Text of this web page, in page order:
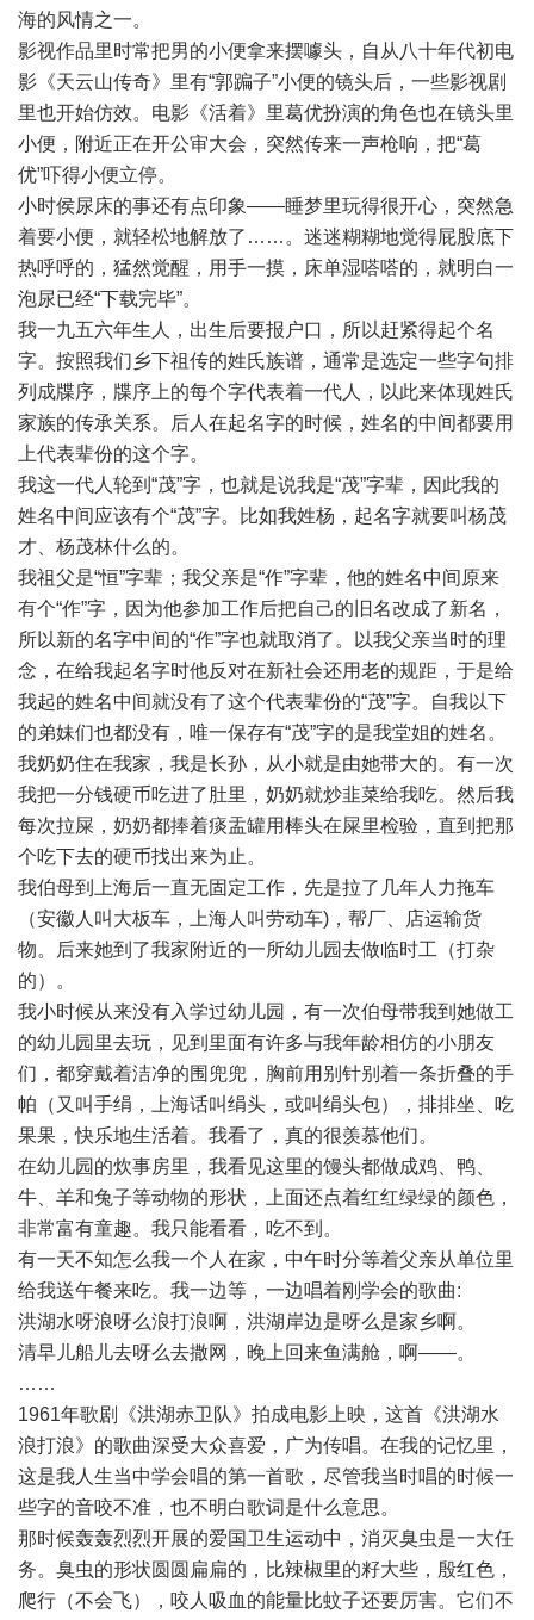
海的风情之一。
影视作品里时常把男的小便拿来摆噱头，自从八十年代初电
影《天云山传奇》里有“郭蹁子”小便的镜头后，一些影视剧
里也开始仿效。电影《活着》里葛优扮演的角色也在镜头里
小便，附近正在开公审大会，突然传来一声枪响，把“葛
优”吓得小便立停。
小时侯尿床的事还有点印象——睡梦里玩得很开心，突然急
着要小便，就轻松地解放了……。迷迷糊糊地觉得屁股底下
热呼呼的，猛然觉醒，用手一摸，床单湿嗒嗒的，就明白一
泡尿已经“下载完毕”。
我一九五六年生人，出生后要报户口，所以赶紧得起个名
字。按照我们乡下祖传的姓氏族谱，通常是选定一些字句排
列成牒序，牒序上的每个字代表着一代人，以此来体现姓氏
家族的传承关系。后人在起名字的时候，姓名的中间都要用
上代表辈份的这个字。
我这一代人轮到“茂”字，也就是说我是“茂”字辈，因此我的
姓名中间应该有个“茂”字。比如我姓杨，起名字就要叫杨茂
才、杨茂林什么的。
我祖父是“恒”字辈；我父亲是“作”字辈，他的姓名中间原来
有个“作”字，因为他参加工作后把自己的旧名改成了新名，
所以新的名字中间的“作”字也就取消了。以我父亲当时的理
念，在给我起名字时他反对在新社会还用老的规距，于是给
我起的姓名中间就没有了这个代表辈份的“茂”字。自我以下
的弟妹们也都没有，唯一保存有“茂”字的是我堂姐的姓名。
我奶奶住在我家，我是长孙，从小就是由她带大的。有一次
我把一分钱硬币吃进了肚里，奶奶就炒韭菜给我吃。然后我
每次拉屎，奶奶都捧着痰盂罐用棒头在屎里检验，直到把那
个吃下去的硬币找出来为止。
我伯母到上海后一直无固定工作，先是拉了几年人力拖车
（安徽人叫大板车，上海人叫劳动车)，帮厂、店运输货
物。后来她到了我家附近的一所幼儿园去做临时工（打杂
的）。
我小时候从来没有入学过幼儿园，有一次伯母带我到她做工
的幼儿园里去玩，见到里面有许多与我年龄相仿的小朋友
们，都穿戴着洁净的围兜兜，胸前用别针别着一条折叠的手
帕（又叫手绢，上海话叫绢头，或叫绢头包），排排坐、吃
果果，快乐地生活着。我看了，真的很羡慕他们。
在幼儿园的炊事房里，我看见这里的馒头都做成鸡、鸭、
牛、羊和兔子等动物的形状，上面还点着红红绿绿的颜色，
非常富有童趣。我只能看看，吃不到。
有一天不知怎么我一个人在家，中午时分等着父亲从单位里
给我送午餐来吃。我一边等，一边唱着刚学会的歌曲:
洪湖水呀浪呀么浪打浪啊，洪湖岸边是呀么是家乡啊。
清早儿船儿去呀么去撒网，晚上回来鱼满舱，啊——。
……
1961年歌剧《洪湖赤卫队》拍成电影上映，这首《洪湖水
浪打浪》的歌曲深受大众喜爱，广为传唱。在我的记忆里，
这是我人生当中学会唱的第一首歌，尽管我当时唱的时候一
些字的音咬不准，也不明白歌词是什么意思。
那时候轰轰烈烈开展的爱国卫生运动中，消灭臭虫是一大任
务。臭虫的形状圆圆扁扁的，比辣椒里的籽大些，殷红色，
爬行（不会飞），咬人吸血的能量比蚊子还要厉害。它们不